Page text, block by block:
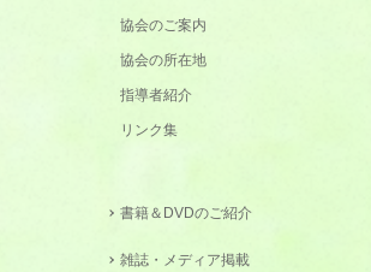
協会のご案内
協会の所在地
指導者紹介
リンク集
書籍＆DVDのご紹介
雑誌・メディア掲載